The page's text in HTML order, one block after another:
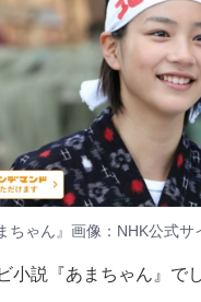
ちゃん』画像： NHK公式サ
小説『あまちゃん』で